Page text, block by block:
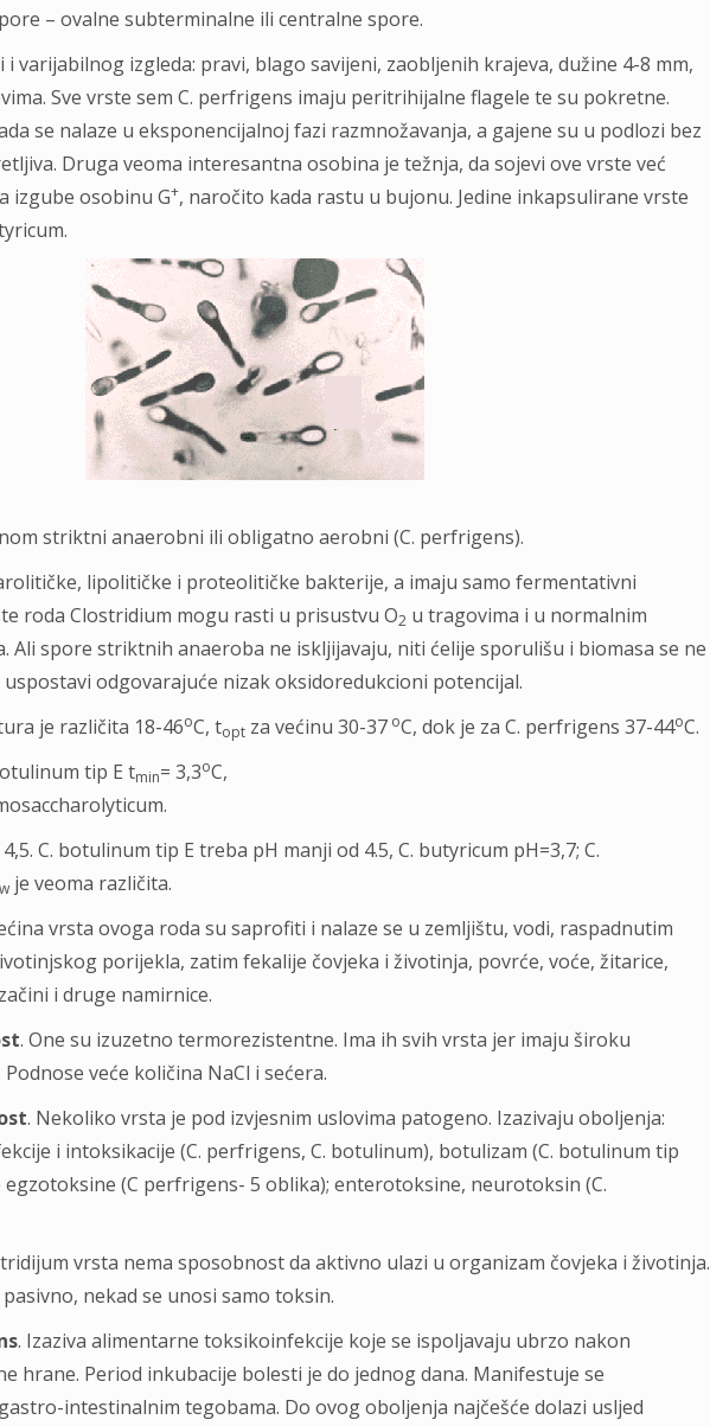
– ovalne subterminalne ili centralne spore.
i varijabilnog izgleda: pravi, blago savijeni, zaobljenih krajeva, dužine 4-8 mm,
Sve vrste sem C. perfrigens imaju peritrihijalne flagele te su pokretne.
se nalaze u eksponencijalnoj fazi razmnožavanja, a gajene su u podlozi bez
Druga veoma interesantna osobina je težnja, da sojevi ove vrste već
izgube osobinu G+, naročito kada rastu u bujonu. Jedine inkapsulirane vrste
striktni anaerobni ili obligatno aerobni (C. perfrigens).
lipolitičke i proteolitičke bakterije, a imaju samo fermentativni
roda Clostridium mogu rasti u prisustvu O2 u tragovima i u normalnim
Ali spore striktnih anaeroba ne iskljijavaju, niti ćelije sporulišu i biomasa se ne
uspostavi odgovarajuće nizak oksidoredukcioni potencijal.
je različita 18-46oC, topt za većinu 30-37 oC, dok je za C. perfrigens 37-44oC.
tip E tmin= 3,3oC,
C. botulinum tip E treba pH manji od 4.5, C. butyricum pH=3,7; C.
w je veoma različita.
vrsta ovoga roda su saprofiti i nalaze se u zemljištu, vodi, raspadnutim
porijekla, zatim fekalije čovjeka i životinja, povrće, voće, žitarice,
i druge namirnice.
. One su izuzetno termorezistentne. Ima ih svih vrsta jer imaju široku
veće količina NaCl i sećera.
. Nekoliko vrsta je pod izvjesnim uslovima patogeno. Izazivaju oboljenja:
i intoksikacije (C. perfrigens, C. botulinum), botulizam (C. botulinum tip
egzotoksine (C perfrigens- 5 oblika); enterotoksine, neurotoksin (C.
vrsta nema sposobnost da aktivno ulazi u organizam čovjeka i životinja.
nekad se unosi samo toksin.
. Izaziva alimentarne toksikoinfekcije koje se ispoljavaju ubrzo nakon
hrane. Period inkubacije bolesti je do jednog dana. Manifestuje se
intestinalnim tegobama. Do ovog oboljenja najčešće dolazi usljed